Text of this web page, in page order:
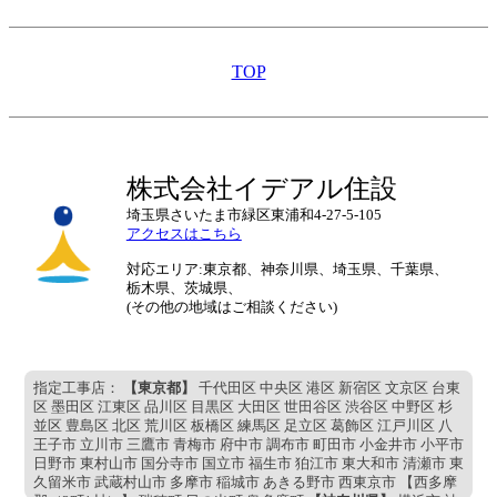
TOP
株式会社イデアル住設
埼玉県さいたま市緑区東浦和4-27-5-105
アクセスはこちら
対応エリア:東京都、神奈川県、埼玉県、千葉県、
栃木県、茨城県、
(その他の地域はご相談ください)
指定工事店： 【東京都】
千代田区 中央区 港区 新宿区 文京区 台東
区 墨田区 江東区 品川区 目黒区 大田区 世田谷区 渋谷区 中野区 杉
並区 豊島区 北区 荒川区 板橋区 練馬区 足立区 葛飾区 江戸川区 八
王子市 立川市 三鷹市 青梅市 府中市 調布市 町田市 小金井市 小平市
日野市 東村山市 国分寺市 国立市 福生市 狛江市 東大和市 清瀬市 東
久留米市 武蔵村山市 多摩市 稲城市 あきる野市 西東京市 【西多摩